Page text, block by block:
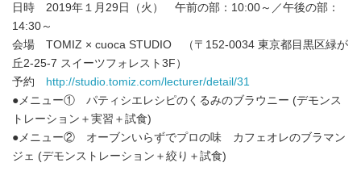
日時 2019年１月29日（火） 午前の部：10:00～／午後の部：
14:30～
会場 TOMIZ × cuoca STUDIO （〒152-0034 東京都目黒区緑が
丘2-25-7 スイーツフォレスト3F）
予約 http://studio.tomiz.com/lecturer/detail/31
●メニュー① パティシエレシピのくるみのブラウニー (デモンス
トレーション＋実習＋試食)
●メニュー② オーブンいらずでプロの味 カフェオレのブラマン
ジェ (デモンストレーション＋絞り＋試食)